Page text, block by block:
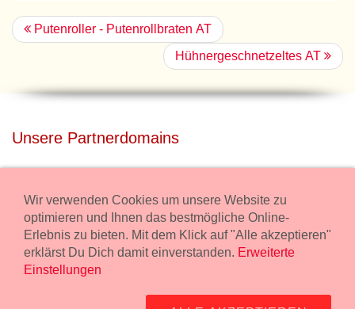
Putenroller - Putenrollbraten AT
Hühnergeschnetzeltes AT
Unsere Partnerdomains
Miete unser Haus bei Wiener Neustadt für Deine Party mit
Übernachtung.
freilaender.at
Wir verwenden Cookies um unsere Website zu
optimieren und Ihnen das bestmögliche Online-
Erlebnis zu bieten. Mit dem Klick auf "Alle akzeptieren"
erklärst Du Dich damit einverstanden. Erweiterte
Einstellungen